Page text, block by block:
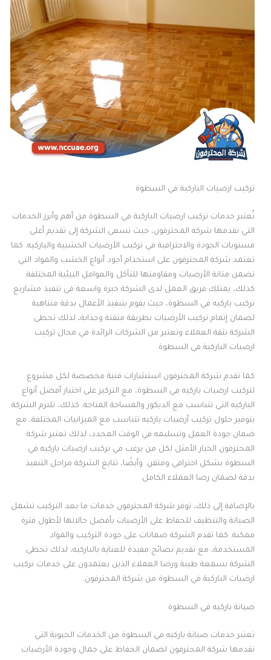
تركيب ارضيات الباركية في السطوة
تُعتبر خدمات تركيب ارضيات الباركية في السطوة من أهم وأبرز الخدمات
التي تقدمها شركة المحترفون، حيث تسعى الشركة إلى تقديم أعلى
مستويات الجودة والاحترافية في تركيب الأرضيات الخشبية والباركيه. كما
تعتمد شركة المحترفون على استخدام أجود أنواع الخشب والمواد التي
تضمن متانة الأرضيات ومقاومتها للتآكل والعوامل البيئية المختلفة.
كذلك، يمتلك فريق العمل لدى الشركة خبرة واسعة في تنفيذ مشاريع
تركيب باركيه في السطوة، حيث يقوم بتنفيذ الأعمال بدقة متناهية
لضمان إتمام تركيب الأرضيات بطريقة متقنة وجذابة، لذلك تحظى
الشركة بثقة العملاء وتعتبر من الشركات الرائدة في مجال تركيب
ارضيات الباركية في السطوة.
كما تقدم شركة المحترفون استشارات فنية مخصصة لكل مشروع
لتركيب ارضيات باركيه في السطوة، مع التركيز على اختيار أفضل أنواع
الباركيه التي تتناسب مع الديكور والمساحة المتاحة. كذلك، تلتزم الشركة
بتوفير حلول تركيب أرضيات باركيه تتناسب مع الميزانيات المختلفة، مع
ضمان جودة العمل وتسليمه في الوقت المحدد، لذلك تعتبر شركة
المحترفون الخيار الأمثل لكل من يرغب في تركيب ارضيات باركيه في
السطوة بشكل احترافي ومتقن. وأيضًا، تتابع الشركة مراحل التنفيذ
بدقة لضمان رضا العملاء الكامل.
بالإضافة إلى ذلك، توفر شركة المحترفون خدمات ما بعد التركيب تشمل
الصيانة والتنظيف للحفاظ على الأرضيات بأفضل حالاتها لأطول فترة
ممكنة. كما تقدم الشركة ضمانات على جودة التركيب والمواد
المستخدمة، مع تقديم نصائح مفيدة للعناية بالباركيه، لذلك تحظى
الشركة بسمعة طيبة ورضا العملاء الذين يعتمدون على خدمات تركيب
ارضيات الباركية في السطوة من شركة المحترفون.
صيانة باركيه في السطوة
تعتبر خدمات صيانة باركيه في السطوة من الخدمات الحيوية التي
تقدمها شركة المحترفون لضمان الحفاظ على جمال وجودة الأرضيات